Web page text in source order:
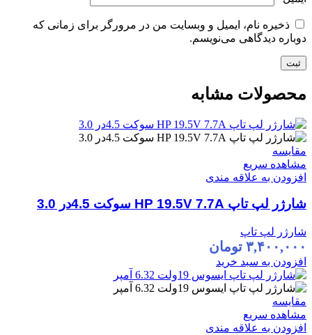
ذخیره نام، ایمیل و وبسایت من در مرورگر برای زمانی که
دوباره دیدگاهی می‌نویسم.
محصولات مشابه
مقایسه
مشاهده سریع
افزودن به علاقه مندی
شارژر لپ تاپ HP 19.5V 7.7A سوکت 4.5در 3.0
شارژر لپ تاپ
۳,۴۰۰,۰۰۰ تومان
افزودن به سبد خرید
مقایسه
مشاهده سریع
افزودن به علاقه مندی